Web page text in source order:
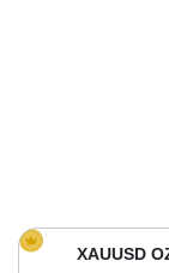
Precio del Oro
XAUUSD